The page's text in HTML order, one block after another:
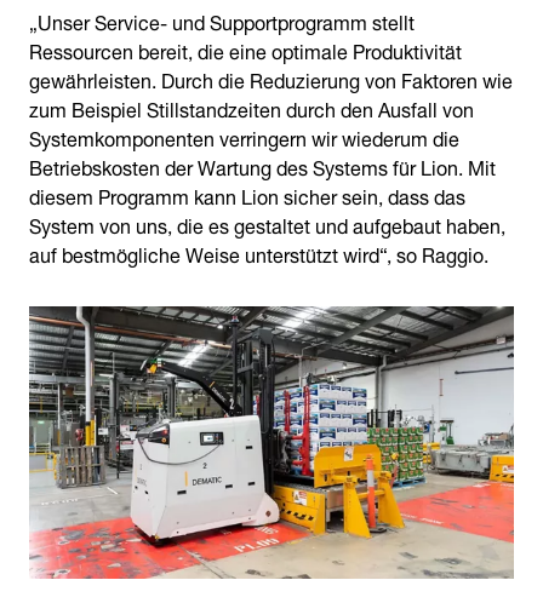
„Unser Service- und Supportprogramm stellt
Ressourcen bereit, die eine optimale Produktivität
gewährleisten. Durch die Reduzierung von Faktoren wie
zum Beispiel Stillstandzeiten durch den Ausfall von
Systemkomponenten verringern wir wiederum die
Betriebskosten der Wartung des Systems für Lion. Mit
diesem Programm kann Lion sicher sein, dass das
System von uns, die es gestaltet und aufgebaut haben,
auf bestmögliche Weise unterstützt wird“, so Raggio.